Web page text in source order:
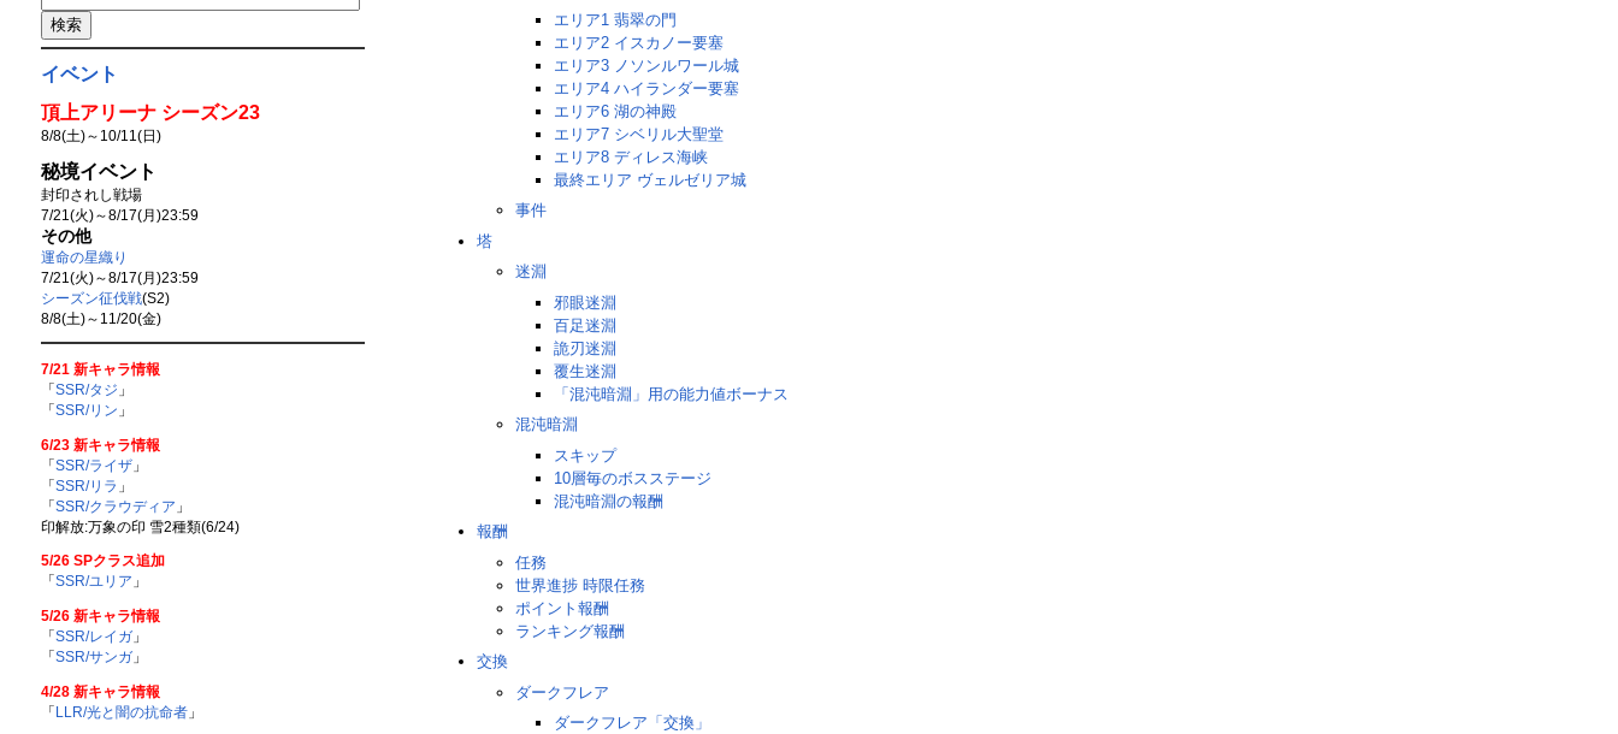
イベント
頂上アリーナ シーズン23
8/8(土)～10/11(日)
秘境イベント
封印されし戦場
7/21(火)～8/17(月)23:59
その他
運命の星織り
7/21(火)～8/17(月)23:59
シーズン征伐戦(S2)
8/8(土)～11/20(金)
7/21 新キャラ情報
「 SSR/タジ 」
「 SSR/リン 」
6/23 新キャラ情報
「SSR/ライザ」
「SSR/リラ 」
「SSR/クラウディア 」
印解放:万象の印 雪2種類(6/24)
5/26 SPクラス追加
「 SSR/ユリア 」
5/26 新キャラ情報
「 SSR/レイガ」
「 SSR/サンガ」
4/28 新キャラ情報
「LLR/光と闇の抗命者」
エリア1 翡翠の門
エリア2 イスカノー要塞
エリア3 ノソンルワール城
エリア4 ハイランダー要塞
エリア6 湖の神殿
エリア7 シベリル大聖堂
エリア8 ディレス海峡
最終エリア ヴェルゼリア城
事件
塔
迷淵
邪眼迷淵
百足迷淵
詭刃迷淵
覆生迷淵
「混沌暗淵」用の能力値ボーナス
混沌暗淵
スキップ
10層毎のボスステージ
混沌暗淵の報酬
報酬
任務
世界進捗 時限任務
ポイント報酬
ランキング報酬
交換
ダークフレア
ダークフレア「交換」